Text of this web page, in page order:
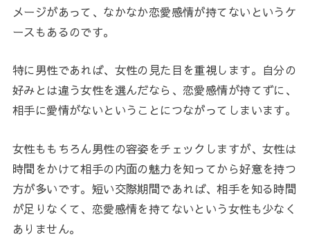
メージがあって、なかなか恋愛感情が持てないというケ
ースもあるのです。
特に男性であれば、女性の見た目を重視します。自分の
好みとは違う女性を選んだなら、恋愛感情が持てずに、
相手に愛情がないということにつながってしまいます。
女性ももちろん男性の容姿をチェックしますが、女性は
時間をかけて相手の内面の魅力を知ってから好意を持つ
方が多いです。 短い交際期間であれば、相手を知る時間
が足りなくて、恋愛感情を持てないという女性も少なく
ありません。